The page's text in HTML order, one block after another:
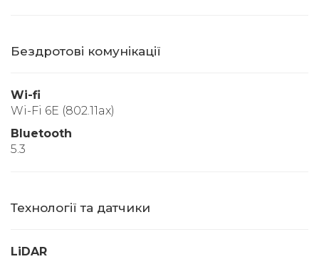
Бездротові комунікації
Wi-fi
Wi-Fi 6E (802.11ax)
Bluetooth
5.3
Технології та датчики
LiDAR